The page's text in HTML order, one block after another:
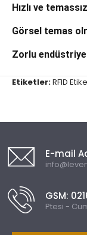
Hızlı ve
Görsel temas
Zorlu
Etiketler:RFID
E-mail
GSM:
Ptesi -